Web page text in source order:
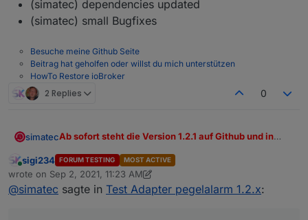
(simatec) dependencies updated
(simatec) small Bugfixes
Besuche meine Github Seite
Beitrag hat geholfen oder willst du mich unterstützen
HowTo Restore ioBroker
2 Replies 0
simatecAb sofort steht die Version 1.2.1 auf Github und in
Changelog
1.2.1 (2021-09-02)
Online
sigi234 FORUM TESTING MOST ACTIVE
wrote on Sep 2, 2021, 11:23 AM
last edited by sigi234Sep 2, 2021, 1:24 PM
@simatec sagte in Test Adapter pegelalarm 1.2.x: